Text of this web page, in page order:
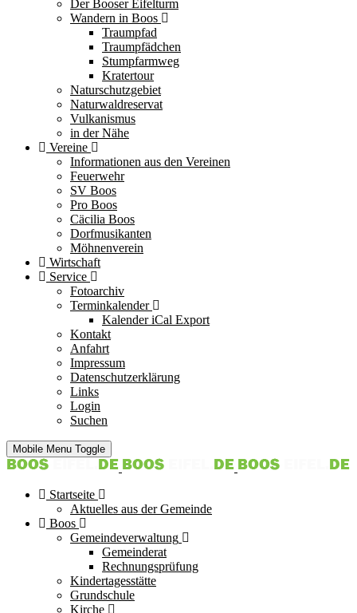
Der Booser Eifelturm
Wandern in Boos
Traumpfad
Traumpfädchen
Stumpfarmweg
Kratertour
Naturschutzgebiet
Naturwaldreservat
Vulkanismus
in der Nähe
Vereine
Informationen aus den Vereinen
Feuerwehr
SV Boos
Pro Boos
Cäcilia Boos
Dorfmusikanten
Möhnenverein
Wirtschaft
Service
Fotoarchiv
Terminkalender
Kalender iCal Export
Kontakt
Anfahrt
Impressum
Datenschutzerklärung
Links
Login
Suchen
Mobile Menu Toggle
Startseite
Aktuelles aus der Gemeinde
Boos
Gemeindeverwaltung
Gemeinderat
Rechnungsprüfung
Kindertagesstätte
Grundschule
Kirche